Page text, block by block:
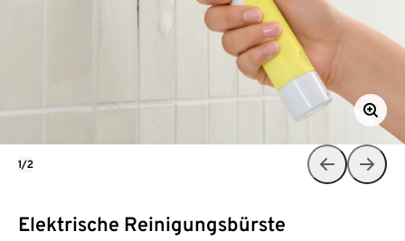
Elektrische Reinigungsbürste
1/2